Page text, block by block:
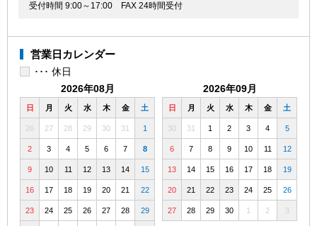
受付時間 9:00～17:00 FAX 24時間受付
営業日カレンダー
･･･ 休日
2026年08月
日 月 火 水 木 金 土
26 27 28 29 30 31 1
2 3 4 5 6 7 8
9 10 11 12 13 14 15
16 17 18 19 20 21 22
23 24 25 26 27 28 29
2026年09月
日 月 火 水 木 金 土
30 31 1 2 3 4 5
6 7 8 9 10 11 12
13 14 15 16 17 18 19
20 21 22 23 24 25 26
27 28 29 30 1 2 3